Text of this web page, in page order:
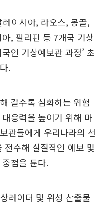
이시아, 라오스, 몽골,
, 필리핀 등 7개국 기상
인 기상예보관 과정’ 초
.
갈수록 심화하는 위험
응력을 높이기 위해 마
관들에게 우리나라의 선
전수해 실질적인 예보 및
점을 둔다.
레이더 및 위성 산출물